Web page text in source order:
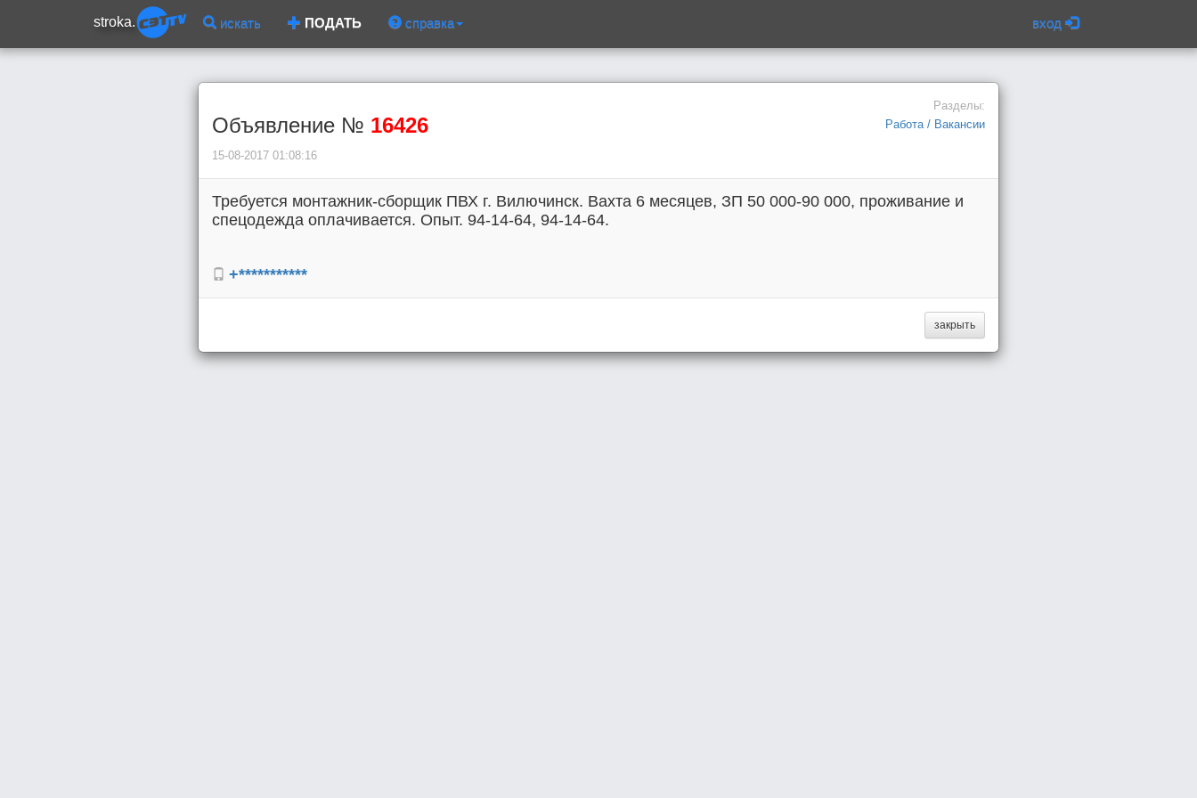
stroka. искать ПОДАТЬ справка вход
Объявление № 16426
15-08-2017 01:08:16
Разделы:
Работа / Вакансии
Требуется монтажник-сборщик ПВХ г. Вилючинск. Вахта 6 месяцев, ЗП 50 000-90 000, проживание и
спецодежда оплачивается. Опыт. 94-14-64, 94-14-64.
+***********
закрыть